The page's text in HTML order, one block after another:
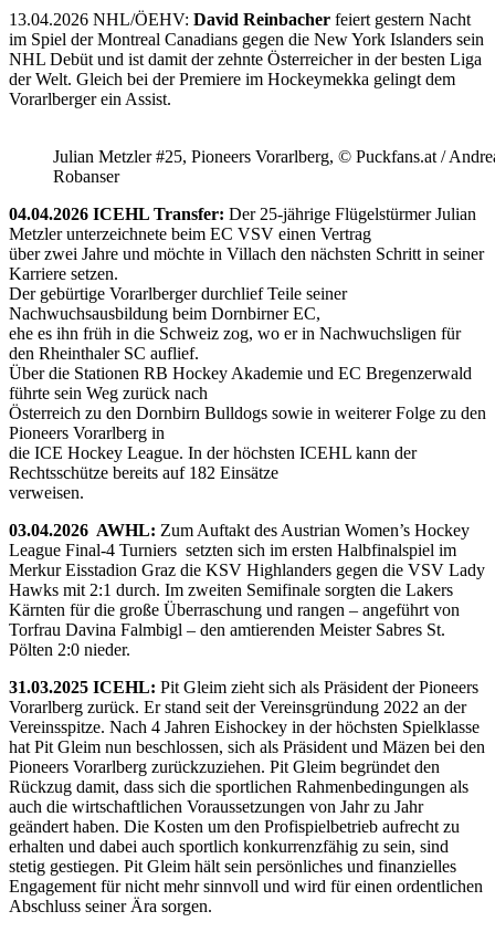
13.04.2026 NHL/ÖEHV: David Reinbacher feiert gestern Nacht
im Spiel der Montreal Canadians gegen die New York Islanders sein
NHL Debüt und ist damit der zehnte Österreicher in der besten Liga
der Welt. Gleich bei der Premiere im Hockeymekka gelingt dem
Vorarlberger ein Assist.
Julian Metzler #25, Pioneers Vorarlberg, © Puckfans.at /
Robanser
04.04.2026 ICEHL Transfer: Der 25-jährige Flügelstürmer Julian
Metzler unterzeichnete beim EC VSV einen Vertrag
über zwei Jahre und möchte in Villach den nächsten Schritt in seiner
Karriere setzen.
Der gebürtige Vorarlberger durchlief Teile seiner
Nachwuchsausbildung beim Dornbirner EC,
ehe es ihn früh in die Schweiz zog, wo er in Nachwuchsligen für
den Rheinthaler SC auflief.
Über die Stationen RB Hockey Akademie und EC Bregenzerwald
führte sein Weg zurück nach
Österreich zu den Dornbirn Bulldogs sowie in weiterer Folge zu den
Pioneers Vorarlberg in
die ICE Hockey League. In der höchsten ICEHL kann der
Rechtsschütze bereits auf 182 Einsätze
verweisen.
03.04.2026 AWHL: Zum Auftakt des Austrian Women’s Hockey
League Final-4 Turniers setzten sich im ersten Halbfinalspiel im
Merkur Eisstadion Graz die KSV Highlanders gegen die VSV Lady
Hawks mit 2:1 durch. Im zweiten Semifinale sorgten die Lakers
Kärnten für die große Überraschung und rangen – angeführt von
Torfrau Davina Falmbigl – den amtierenden Meister Sabres St.
Pölten 2:0 nieder.
31.03.2025 ICEHL: Pit Gleim zieht sich als Präsident der Pioneers
Vorarlberg zurück. Er stand seit der Vereinsgründung 2022 an der
Vereinsspitze. Nach 4 Jahren Eishockey in der höchsten Spielklasse
hat Pit Gleim nun beschlossen, sich als Präsident und Mäzen bei den
Pioneers Vorarlberg zurückzuziehen. Pit Gleim begründet den
Rückzug damit, dass sich die sportlichen Rahmenbedingungen als
auch die wirtschaftlichen Voraussetzungen von Jahr zu Jahr
geändert haben. Die Kosten um den Profispielbetrieb aufrecht zu
erhalten und dabei auch sportlich konkurrenzfähig zu sein, sind
stetig gestiegen. Pit Gleim hält sein persönliches und finanzielles
Engagement für nicht mehr sinnvoll und wird für einen ordentlichen
Abschluss seiner Ära sorgen.